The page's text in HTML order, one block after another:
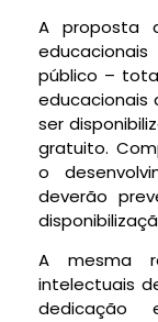
A proposta
público –
educacionais
ser
gratuito.
o
deverão
A mesma
intelectuais
dedicação